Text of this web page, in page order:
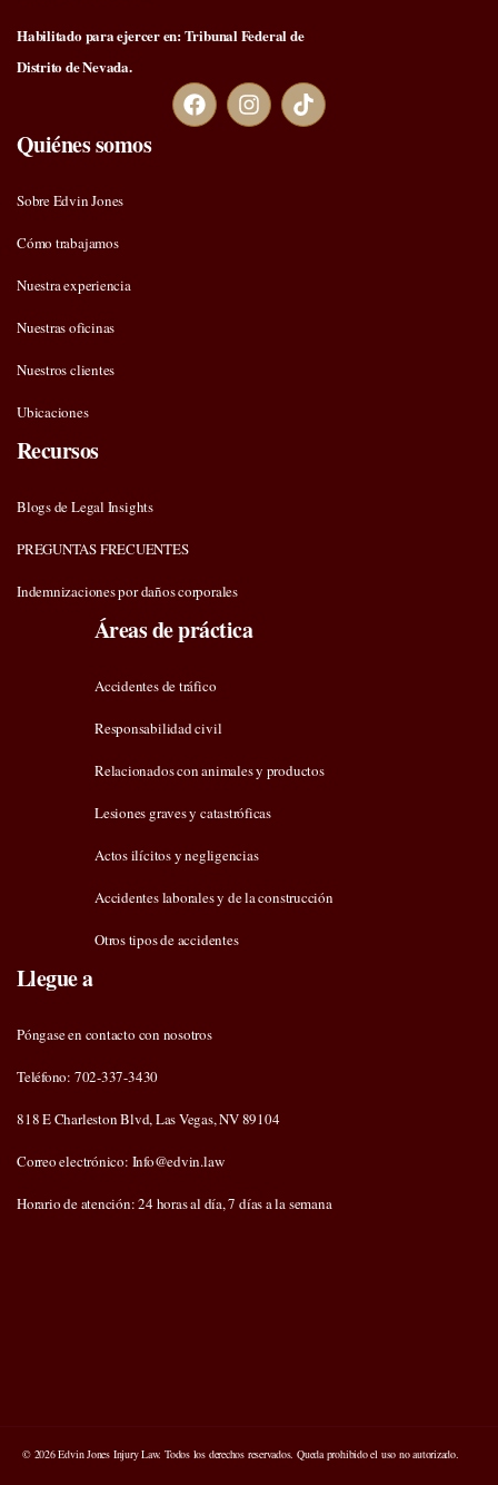
Habilitado para ejercer en: Tribunal Federal de
Distrito de Nevada.
Quiénes somos
Sobre Edvin Jones
Cómo trabajamos
Nuestra experiencia
Nuestras oficinas
Nuestros clientes
Ubicaciones
Recursos
Blogs de Legal Insights
PREGUNTAS FRECUENTES
Indemnizaciones por daños corporales
Áreas de práctica
Accidentes de tráfico
Responsabilidad civil
Relacionados con animales y productos
Lesiones graves y catastróficas
Actos ilícitos y negligencias
Accidentes laborales y de la construcción
Otros tipos de accidentes
Llegue a
Póngase en contacto con nosotros
Teléfono: 702-337-3430
818 E Charleston Blvd, Las Vegas, NV 89104
Correo electrónico: Info@edvin.law
Horario de atención: 24 horas al día, 7 días a la semana
© 2026 Edvin Jones Injury Law. Todos los derechos reservados. Queda prohibido el uso no autorizado.